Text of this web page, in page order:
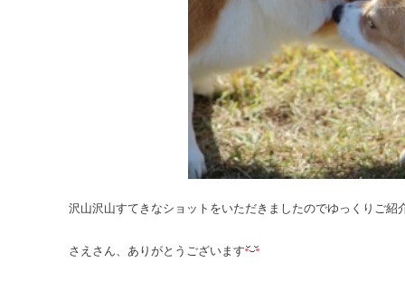
沢山沢山すてきなショットをいただきましたのでゆっくりご紹
さえさん、ありがとうございます